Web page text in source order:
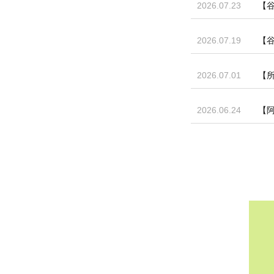
2026.07.23 【
2026.07.19 【
2026.07.01 【
2026.06.24 【